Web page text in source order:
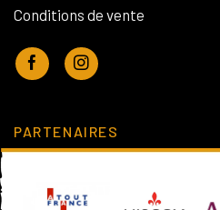
Conditions de vente
PARTENAIRES